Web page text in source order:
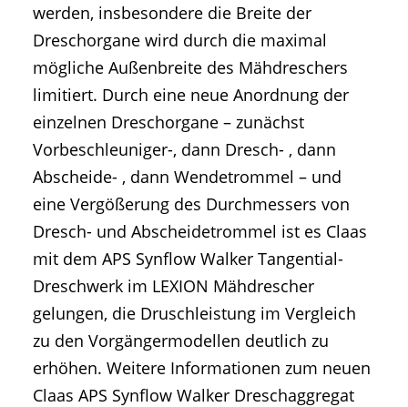
werden, insbesondere die Breite der
Dreschorgane wird durch die maximal
mögliche Außenbreite des Mähdreschers
limitiert. Durch eine neue Anordnung der
einzelnen Dreschorgane – zunächst
Vorbeschleuniger-, dann Dresch- , dann
Abscheide- , dann Wendetrommel – und
eine Vergößerung des Durchmessers von
Dresch- und Abscheidetrommel ist es Claas
mit dem APS Synflow Walker Tangential-
Dreschwerk im LEXION Mähdrescher
gelungen, die Druschleistung im Vergleich
zu den Vorgängermodellen deutlich zu
erhöhen. Weitere Informationen zum neuen
Claas APS Synflow Walker Dreschaggregat